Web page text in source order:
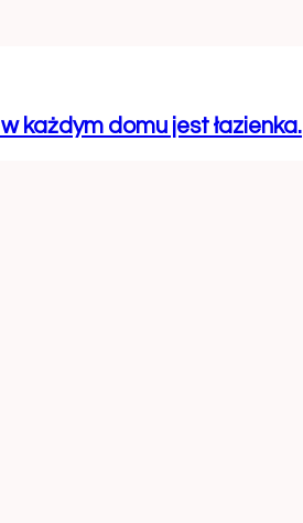
każdym domu jest łazienka.